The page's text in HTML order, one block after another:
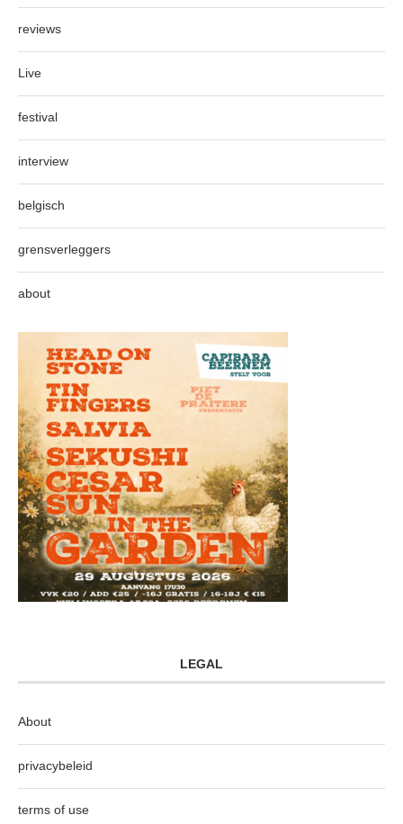
reviews
Live
festival
interview
belgisch
grensverleggers
about
LEGAL
About
privacybeleid
terms of use